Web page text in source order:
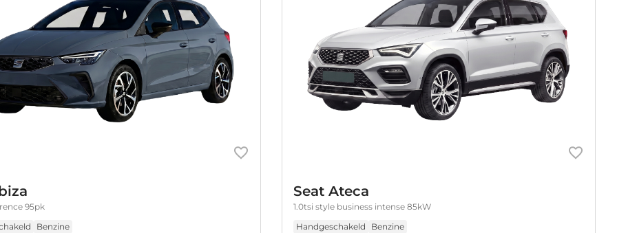
95pk
Benzine
Seat Ateca
1.0tsi style business intense 85kW
Handgeschakeld
Benzine